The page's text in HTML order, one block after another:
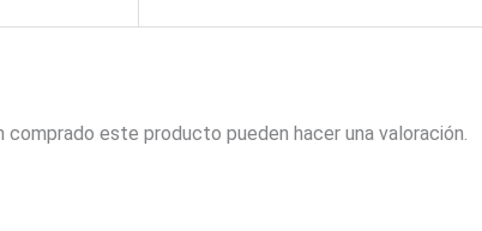
comprado este producto pueden hacer una valoración.